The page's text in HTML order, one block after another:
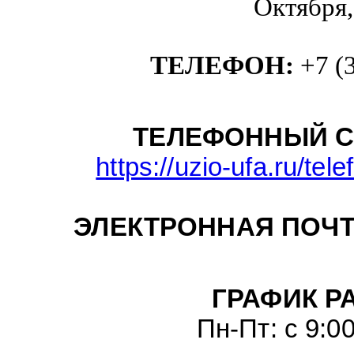
ТЕЛЕФОН: +7
ТЕЛЕФОННЫЙ
https://uzio-ufa.ru/
ЭЛЕКТРОННАЯ
ГРАФИК
Пн-Пт: с